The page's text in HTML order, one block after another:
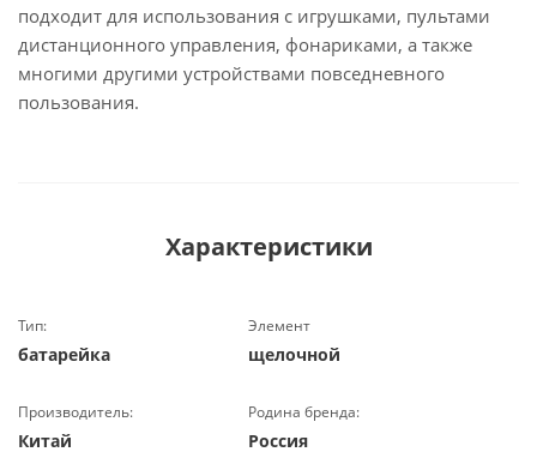
подходит для использования с игрушками, пультами
дистанционного управления, фонариками, а также
многими другими устройствами повседневного
пользования.
Характеристики
Тип:
батарейка
Элемент
щелочной
Производитель:
Китай
Родина бренда:
Россия